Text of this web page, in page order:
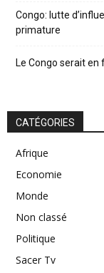
Congo: lutte
primature
Le Congo serait en
CATÉGORIES
Afrique
Economie
Monde
Non classé
Politique
Sacer Tv